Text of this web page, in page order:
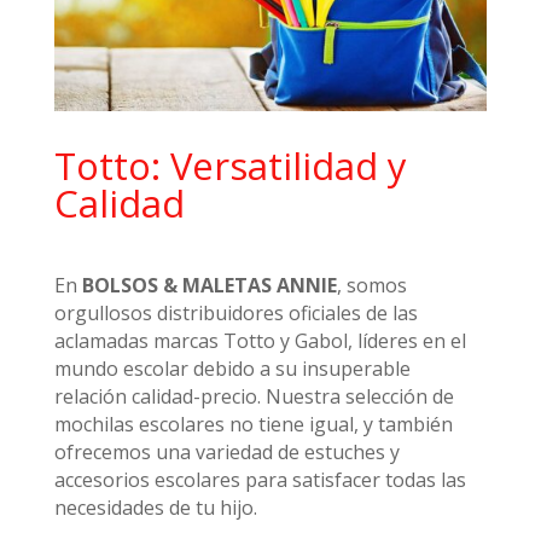
Totto: Versatilidad y
Calidad
En BOLSOS & MALETAS ANNIE, somos
orgullosos distribuidores oficiales de las
aclamadas marcas Totto y Gabol, líderes en el
mundo escolar debido a su insuperable
relación calidad-precio. Nuestra selección de
mochilas escolares no tiene igual, y también
ofrecemos una variedad de estuches y
accesorios escolares para satisfacer todas las
necesidades de tu hijo.